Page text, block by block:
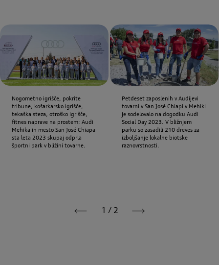
Nogometno igrišče, pokrite
tribune, košarkarsko igrišče,
tekaška steza, otroško igrišče,
fitnes naprave na prostem: Audi
Mehika in mesto San José Chiapa
sta leta 2023 skupaj odprla
športni park v bližini tovarne.
Petdeset zaposlenih v Audijevi
tovarni v San José Chiapi v Mehiki
je sodelovalo na dogodku Audi
Social Day 2023. V bližnjem
parku so zasadili 210 dreves za
izboljšanje lokalne biotske
raznovrstnosti.
1 / 2